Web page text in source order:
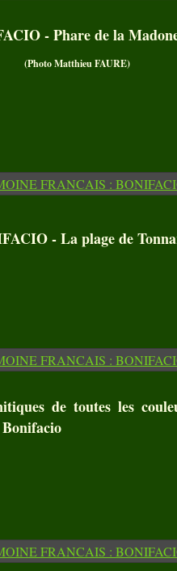
- Phare de la
(Photo Matthieu FAURE)
- La plage de
de toutes les